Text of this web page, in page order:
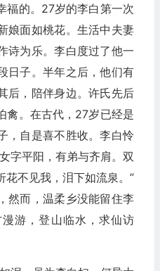
福的。27岁的李白第一次
娘面如桃花。生活中夫妻
诗为乐。李白度过了他一
日子。半年之后，他们有
后，陪伴身边。许氏先后
禽。在古代，27岁已经是
，自是喜不胜收。李白怜
字平阳，有弟与齐肩。双
不见我，泪下如流泉。”
然而，温柔乡没能留住李
游，登山临水，求仙访